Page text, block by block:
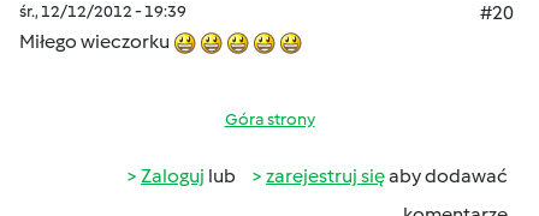
śr., 12/12/2012 - 19:39
#20
Miłego wieczorku
Góra strony
Zaloguj lub zarejestruj sięaby dodawać